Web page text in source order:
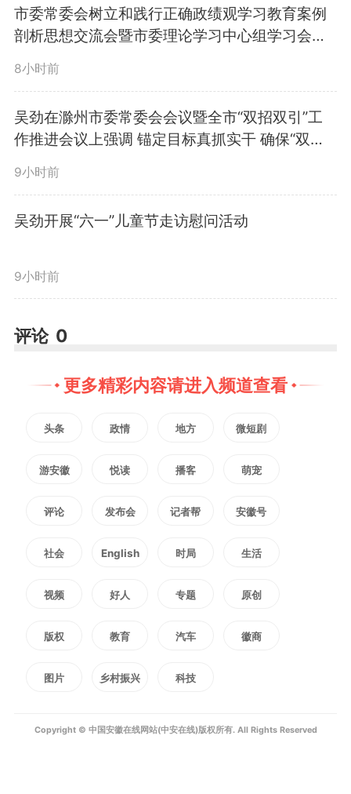
永乐小学先后获得全国校园足
球特色学校、全国科创筑梦助
力“双减”试点单位、全国急救教育
试点学校等荣誉。看校园环境、听
取办学情况介绍、参观学生手工作
品展后，吴劲寄语少年儿童要珍惜
美德，努力成为祖国的栋梁之材；
持五育并举、注重因材施教，持续
深化教育教学改革，进一步抓好校
园安全管理，不断提升办学质量和
水平。
在市第二幼儿园，吴劲和孩子
们亲切互动，送上节日礼物和祝
福，叮嘱学校要遵循幼儿成长规
律，坚持科学育人理念，精心开展
启蒙教育，注重行为习惯养成，教
市委常委会树立和践行正确政绩观学习教育案例
剖析思想交流会暨市委理论学习中心组学习会议
8小时前
吴劲在滁州市委常委会会议暨全市“双招双引”工
作推进会议上强调 锚定目标真抓实干 确保“双过
9小时前
吴劲开展“六一”儿童节走访慰问活动
9小时前
评论 0
更多精彩内容请进入频道查看
头条 政情 地方 微短剧
游安徽 悦读 播客 萌宠
评论 发布会 记者帮 安徽号
社会 English 时局 生活
视频 好人 专题 原创
版权 教育 汽车 徽商
图片 乡村振兴 科技
Copyright © 中国安徽在线网站(中安在线)版权所有. All Rights Reserved